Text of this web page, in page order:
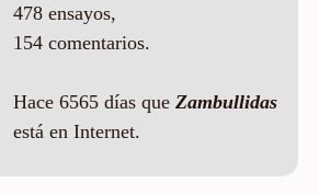
478 ensayos,
154 comentarios.
Hace 6565 días que Zambullidas
está en Internet.